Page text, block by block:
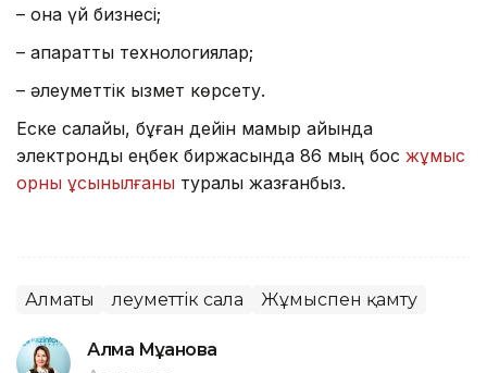
– қонақ үй бизнесі;
– ақпараттық технологиялар;
– әлеуметтік қызмет көрсету.
Еске салайық, бұған дейін мамыр айында
электрондық еңбек биржасында 86 мың бос жұмыс
орны ұсынылғаны туралы жазғанбыз.
Алматы Әлеуметтік сала Жұмыспен қамту
Алма Мұқанова